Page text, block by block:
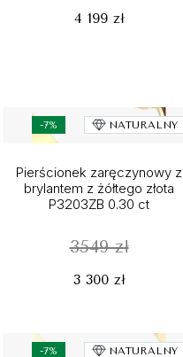
4 199 zł
-7% NATURALNY
Pierścionek zaręczynowy z
brylantem z żółtego złota
P3203ZB 0.30 ct
3549 zł
3 300 zł
-7% NATURALNY